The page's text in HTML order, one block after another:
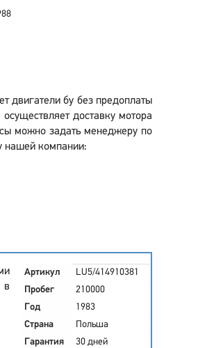
двигатели бу без предоплаты
доставку мотора
можно задать менеджеру по
нашей компании:
в
Артикул
LU5/414910381
Пробег
210000
Год
1983
Страна
Польша
Гарантия
30 дней